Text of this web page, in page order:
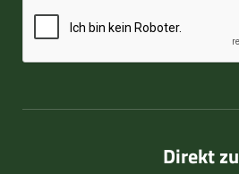
Direkt zu